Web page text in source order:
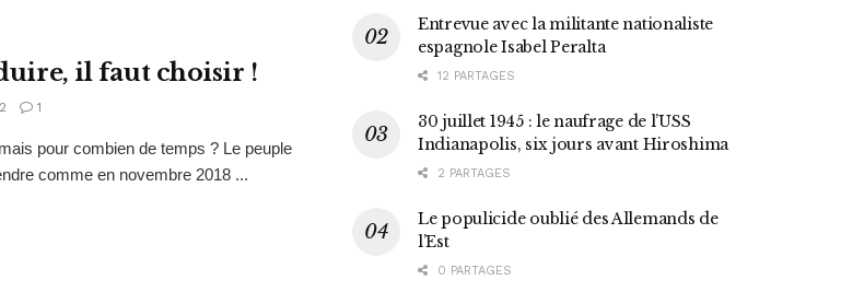
il faut choisir !
1
pour combien de temps ? Le peuple
comme en novembre 2018 ...
Entrevue avec la militante nationaliste
espagnole Isabel Peralta
12 PARTAGES
30 juillet 1945 : le naufrage de l’USS
Indianapolis, six jours avant Hiroshima
2 PARTAGES
Le populicide oublié des Allemands de
l’Est
0 PARTAGES